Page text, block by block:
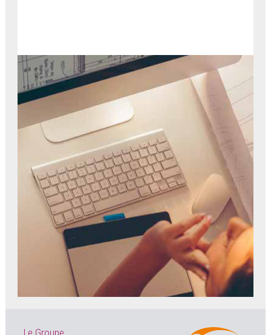
Le Groupe